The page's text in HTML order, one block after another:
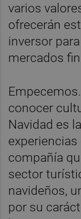
varios
ofrecerán
inversor
mercados
conocer
Navidad es
compañía
sector
navideños,
por su